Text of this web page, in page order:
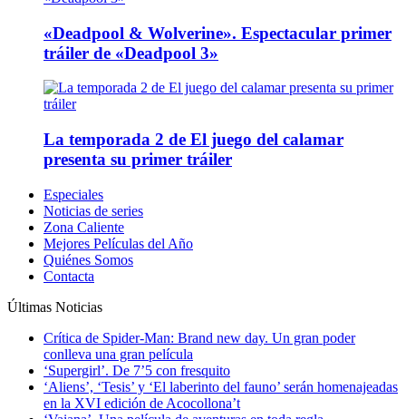
«Deadpool & Wolverine». Espectacular primer
tráiler de «Deadpool 3»
La temporada 2 de El juego del calamar
presenta su primer tráiler
Especiales
Noticias de series
Zona Caliente
Mejores Películas del Año
Quiénes Somos
Contacta
Últimas Noticias
Crítica de Spider-Man: Brand new day. Un gran poder
conlleva una gran película
‘Supergirl’. De 7’5 con fresquito
‘Aliens’, ‘Tesis’ y ‘El laberinto del fauno’ serán homenajeadas
en la XVI edición de Acocollona’t